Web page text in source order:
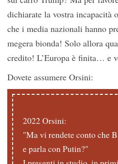
dichiarate la vostra incapacità
che i media nazionali hanno
megera bionda! Solo allora
credito! L’Europa è finita… e
Dovete assumere Orsini:
2022 Orsini:
"Ma vi rendete conto che
e parla con Putin?"